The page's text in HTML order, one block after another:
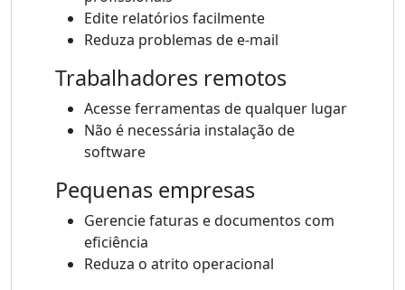
Edite relatórios facilmente
Reduza problemas de e-mail
Trabalhadores remotos
Acesse ferramentas de qualquer lugar
Não é necessária instalação de
software
Pequenas empresas
Gerencie faturas e documentos com
eficiência
Reduza o atrito operacional